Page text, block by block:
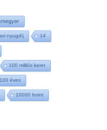
nyugdíj 14
100 milliós keret
100 éves
10000 forint